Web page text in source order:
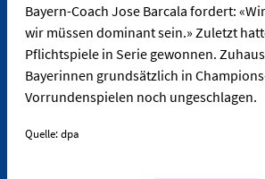
Bayern-Coach Jose Barcala fordert:
wir müssen dominant sein.» Zuletzt
Pflichtspiele in Serie gewonnen.
Bayerinnen grundsätzlich in
Vorrundenspielen noch ungeschlagen.
Quelle: dpa